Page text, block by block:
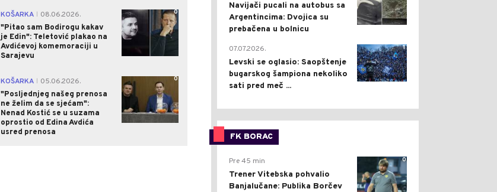
KOŠARKA
08.06.2026.
"Pitao sam Bodirogu kakav
je Edin": Teletović plakao na
Avdićevoj komemoraciji u
Sarajevu
0
KOŠARKA
05.06.2026.
"Posljednjeg našeg prenosa
ne želim da se sjećam":
Nenad Kostić se u suzama
oprostio od Edina Avdića
usred prenosa
0
Navijači pucali na autobus sa
Argentincima: Dvojica su
prebačena u bolnicu
1
07.07.2026.
Levski se oglasio: Saopštenje
bugarskog šampiona nekoliko
sati pred meč ...
FK BORAC
0
Pre 45 min
Trener Vitebska pohvalio
Banjalučane: Publika Borčev